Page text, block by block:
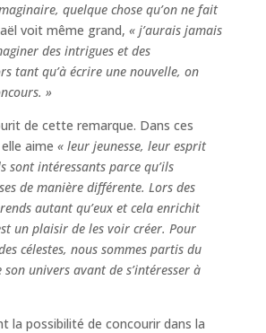
quelque chose qu’on ne fait
voit même grand, « j’aurais jamais
des intrigues et des
tant qu’à écrire une nouvelle, on
»
de cette remarque. Dans ces
aime « leur jeunesse, leur esprit
sont intéressants parce qu’ils
de manière différente. Lors des
autant qu’eux et cela enrichit
un plaisir de les voir créer. Pour
célestes, nous sommes partis du
univers avant de s’intéresser à
la possibilité de concourir dans la